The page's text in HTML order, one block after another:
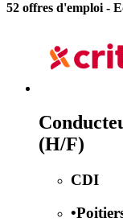
52 offres d'emploi-
(H/F)
CDI
•